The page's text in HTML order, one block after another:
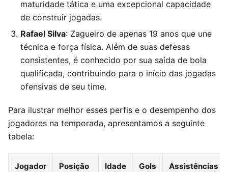
maturidade tática e uma excepcional capacidade
de construir jogadas.
Rafael Silva: Zagueiro de apenas 19 anos que une
técnica e força física. Além de suas defesas
consistentes, é conhecido por sua saída de bola
qualificada, contribuindo para o início das jogadas
ofensivas de seu time.
Para ilustrar melhor esses perfis e o desempenho dos
jogadores na temporada, apresentamos a seguinte
tabela:
Jogador Posição Idade Gols Assistências